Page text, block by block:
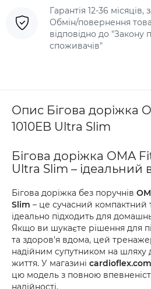
Гарантія 12-36
Обмін/повернення
відповідно до "Закону
споживачів"
Опис Бігова доріжка
1010EB Ultra Slim
Бігова доріжка OMA
Ultra Slim – ідеальний
Бігова доріжка без поручнів
Slim – це сучасний
ідеально підходить для
Якщо ви шукаєте рішення для
та здоров'я вдома, цей
надійним супутником на шляху
життя. У магазині
цю модель з повною впевненістю
надійності.